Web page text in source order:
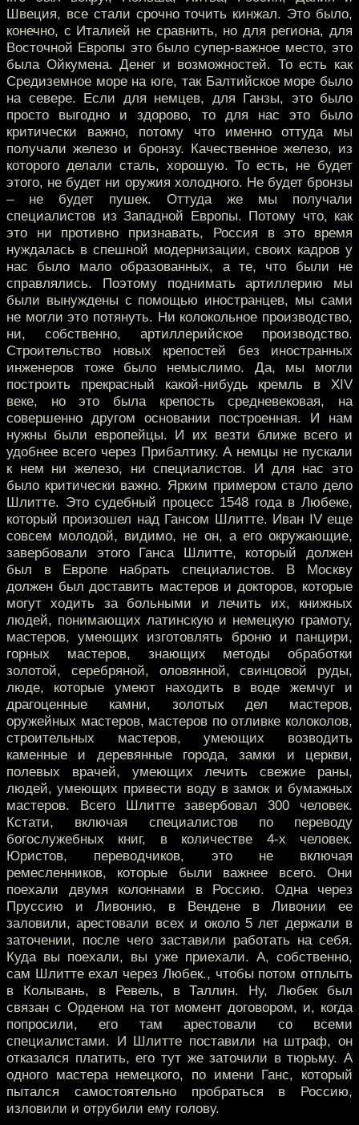
Швеция, все стали срочно точить кинжал. Это было,
конечно, с Италией не сравнить, но для региона, для
Восточной Европы это было супер-важное место, это
была Ойкумена. Денег и возможностей. То есть как
Средиземное море на юге, так Балтийское море было
на севере. Если для немцев, для Ганзы, это было
просто выгодно и здорово, то для нас это было
критически важно, потому что именно оттуда мы
получали железо и бронзу. Качественное железо, из
которого делали сталь, хорошую. То есть, не будет
этого, не будет ни оружия холодного. Не будет бронзы
– не будет пушек. Оттуда же мы получали
специалистов из Западной Европы. Потому что, как
это ни противно признавать, Россия в это время
нуждалась в спешной модернизации, своих кадров у
нас было мало образованных, а те, что были не
справлялись. Поэтому поднимать артиллерию мы
были вынуждены с помощью иностранцев, мы сами
не могли это потянуть. Ни колокольное производство,
ни, собственно, артиллерийское производство.
Строительство новых крепостей без иностранных
инженеров тоже было немыслимо. Да, мы могли
построить прекрасный какой-нибудь кремль в XIV
веке, но это была крепость средневековая, на
совершенно другом основании построенная. И нам
нужны были европейцы. И их везти ближе всего и
удобнее всего через Прибалтику. А немцы не пускали
к нем ни железо, ни специалистов. И для нас это
было критически важно. Ярким примером стало дело
Шлитте. Это судебный процесс 1548 года в Любеке,
который произошел над Гансом Шлитте. Иван IV еще
совсем молодой, видимо, не он, а его окружающие,
завербовали этого Ганса Шлитте, который должен
был в Европе набрать специалистов. В Москву
должен был доставить мастеров и докторов, которые
могут ходить за больными и лечить их, книжных
людей, понимающих латинскую и немецкую грамоту,
мастеров, умеющих изготовлять броню и панцири,
горных мастеров, знающих методы обработки
золотой, серебряной, оловянной, свинцовой руды,
люде, которые умеют находить в воде жемчуг и
драгоценные камни, золотых дел мастеров,
оружейных мастеров, мастеров по отливке колоколов,
строительных мастеров, умеющих возводить
каменные и деревянные города, замки и церкви,
полевых врачей, умеющих лечить свежие раны,
людей, умеющих привести воду в замок и бумажных
мастеров. Всего Шлитте завербовал 300 человек.
Кстати, включая специалистов по переводу
богослужебных книг, в количестве 4-х человек.
Юристов, переводчиков, это не включая
ремесленников, которые были важнее всего. Они
поехали двумя колоннами в Россию. Одна через
Пруссию и Ливонию, в Вендене в Ливонии ее
заловили, арестовали всех и около 5 лет держали в
заточении, после чего заставили работать на себя.
Куда вы поехали, вы уже приехали. А, собственно,
сам Шлитте ехал через Любек., чтобы потом отплыть
в Колывань, в Ревель, в Таллин. Ну, Любек был
связан с Орденом на тот момент договором, и, когда
попросили, его там арестовали со всеми
специалистами. И Шлитте поставили на штраф, он
отказался платить, его тут же заточили в тюрьму. А
одного мастера немецкого, по имени Ганс, который
пытался самостоятельно пробраться в Россию,
изловили и отрубили ему голову.